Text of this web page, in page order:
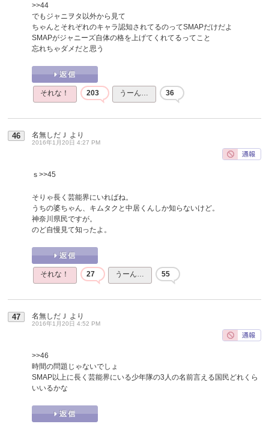
>>44
でもジャニヲタ以外から見て
ちゃんとそれぞれのキャラ認知されてるのってSMAPだけだよ
SMAPがジャニーズ自体の格を上げてくれてるってこと
忘れちゃダメだと思う
それな！ 203 うーん… 36
46 名無しだＪ より
2016年1月20日 4:27 PM
ｓ >>45
そりゃ長く芸能界にいればね。
うちの婆ちゃん、キムタクと中居くんしか知らないけど。
神奈川県民ですが。
のど自慢見て知ったよ。
それな！ 27 うーん… 55
47 名無しだＪ より
2016年1月20日 4:52 PM
>>46
時間の問題じゃないでしょ
SMAP以上に長く芸能界にいる少年隊の3人の名前言える国民どれくら
いいるかな